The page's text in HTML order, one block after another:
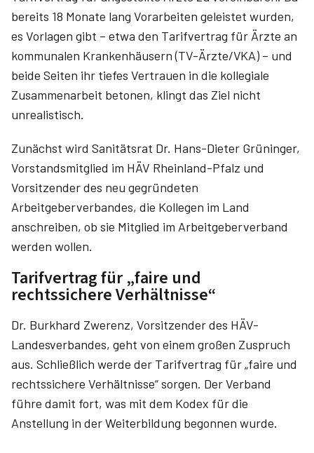
bereits 18 Monate lang Vorarbeiten geleistet wurden,
es Vorlagen gibt – etwa den Tarifvertrag für Ärzte an
kommunalen Krankenhäusern (TV-Ärzte/VKA) – und
beide Seiten ihr tiefes Vertrauen in die kollegiale
Zusammenarbeit betonen, klingt das Ziel nicht
unrealistisch.
Zunächst wird Sanitätsrat Dr. Hans-Dieter Grüninger,
Vorstandsmitglied im HÄV Rheinland-Pfalz und
Vorsitzender des neu gegründeten
Arbeitgeberverbandes, die Kollegen im Land
anschreiben, ob sie Mitglied im Arbeitgeberverband
werden wollen.
Tarifvertrag für „faire und
rechtssichere Verhältnisse“
Dr. Burkhard Zwerenz, Vorsitzender des HÄV-
Landesverbandes, geht von einem großen Zuspruch
aus. Schließlich werde der Tarifvertrag für „faire und
rechtssichere Verhältnisse“ sorgen. Der Verband
führe damit fort, was mit dem Kodex für die
Anstellung in der Weiterbildung begonnen wurde.